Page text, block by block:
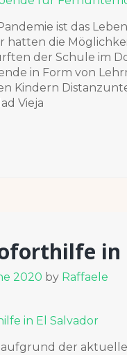
ist das
hatten die
der Schule im
in Form von
Kindern
Vieja
in
2020 by Raffaele
der